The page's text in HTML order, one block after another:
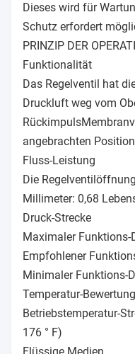
Dieses wird für
Schutz erfordert
PRINZIP DER
Funktionalität
Das Regelventil hat
Druckluft weg vom
angebrachten
Fluss-Leistung
Die
Millimeter: 0,68
Druck-Strecke
Maximaler
Empfohlener
Minimaler Funktions-
Temperatur-Bewertung
Betriebstemperatur-
176 ° F)